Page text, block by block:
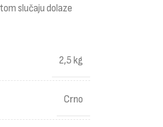
slučaju dolaze
2,5 kg
Crno